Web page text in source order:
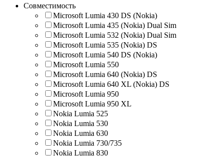
Совместимость
Microsoft Lumia 430 DS (Nokia)
Microsoft Lumia 435 (Nokia) Dual Sim
Microsoft Lumia 532 (Nokia) Dual Sim
Microsoft Lumia 535 (Nokia) DS
Microsoft Lumia 540 DS (Nokia)
Microsoft Lumia 550
Microsoft Lumia 640 (Nokia) DS
Microsoft Lumia 640 XL (Nokia) DS
Microsoft Lumia 950
Microsoft Lumia 950 XL
Nokia Lumia 525
Nokia Lumia 530
Nokia Lumia 630
Nokia Lumia 730/735
Nokia Lumia 830